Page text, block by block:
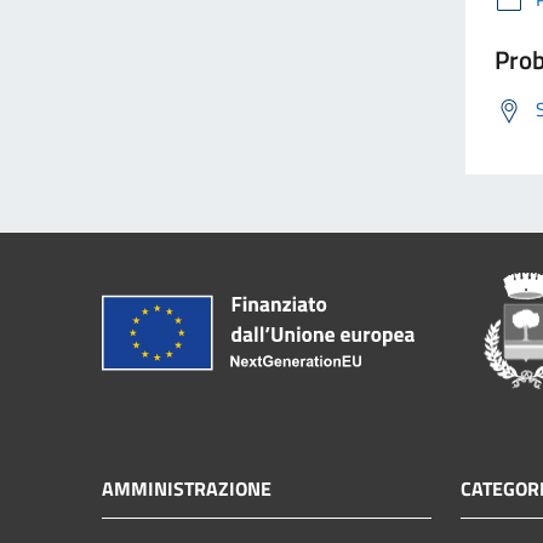
AMMINISTRAZIONE